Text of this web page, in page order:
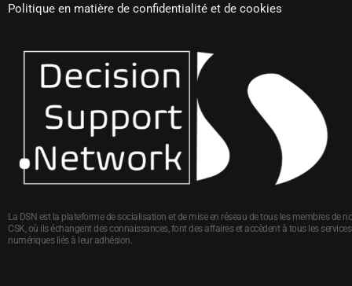
Politique en matière de confidentialité et de cookies
La DSN est la plateforme de socialisation et de mise en réseau de tous les membres de
CSK, où ils échangent des connaissances, font des affaires et accèdent à tous les services
numériques liés à leur adhésion.